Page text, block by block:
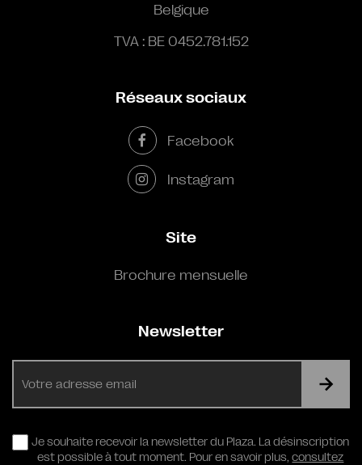
Belgique
TVA : BE 0452.781.152
Réseaux sociaux
Facebook
Instagram
Site
Brochure mensuelle
Newsletter
RGPD
Je souhaite recevoir la newsletter du Plaza. La désinscription
est possible à tout moment. Pour en savoir plus,consultez